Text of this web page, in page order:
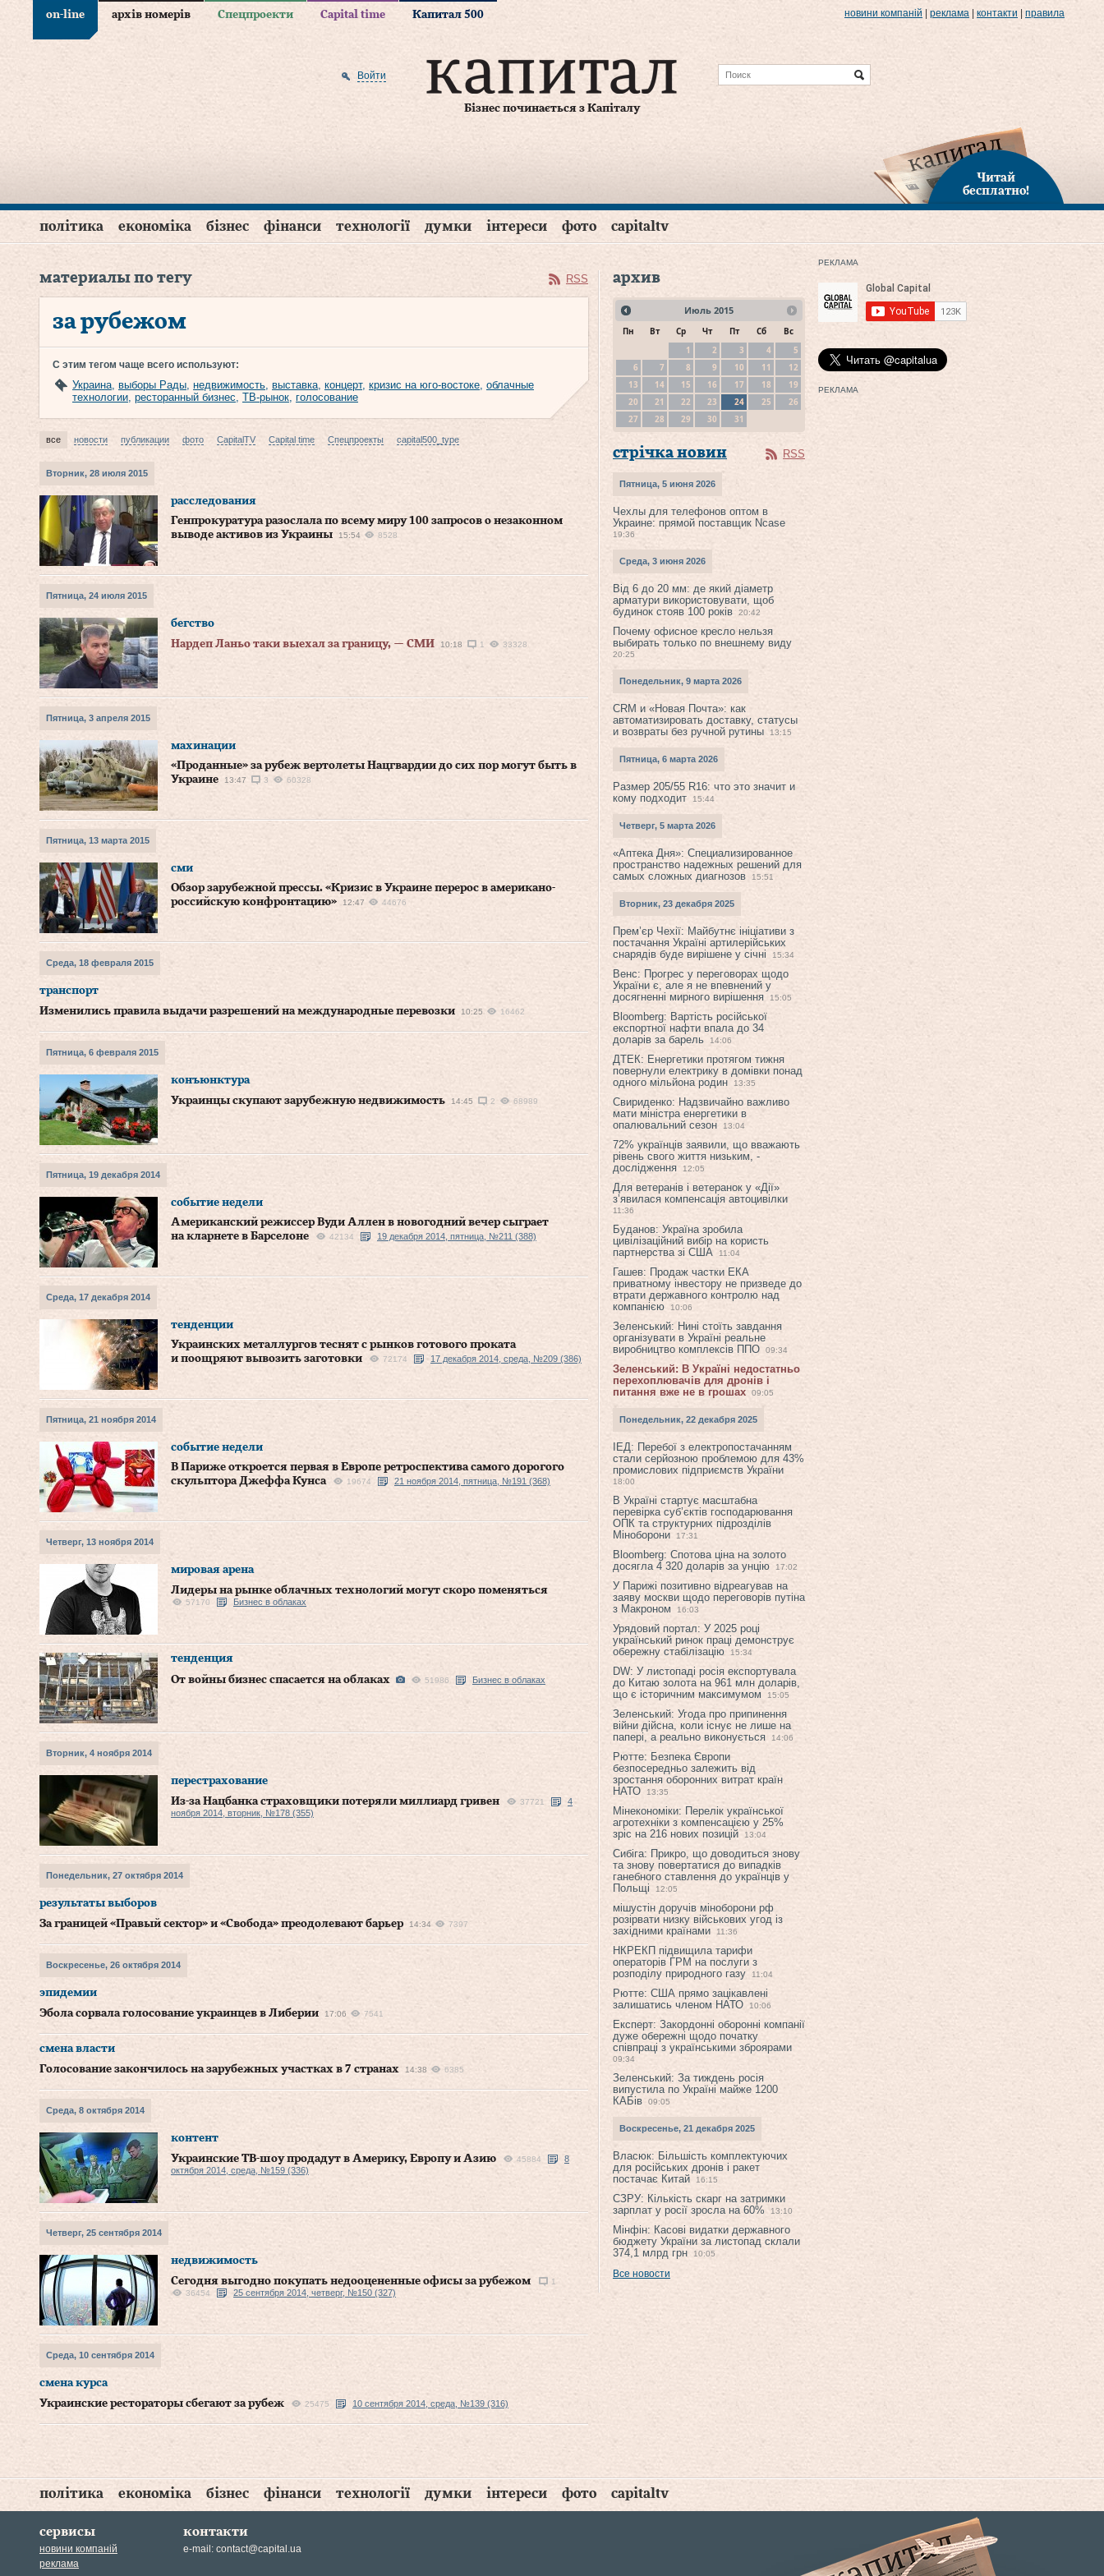
on-line архів номерів Спецпроекти Capital time Капитал 500 новини компаній реклама контакти правила
Бізнес починається з Капіталу
Войти
Читай
бесплатно!
політика економіка бізнес фінанси технології думки інтереси фото capitaltv
материалы по тегу RSS
за рубежом
С этим тегом чаще всего используют:
Украина, выборы Рады, недвижимость, выставка, концерт, кризис на юго-востоке, облачные
технологии, ресторанный бизнес, ТВ-рынок, голосование
все новости публикации фото CapitalTV Capital time Спецпроекты capital500_type
Вторник, 28 июля 2015
расследования
Генпрокуратура разослала по всему миру 100 запросов о незаконном
выводе активов из Украины
15:54 8528
Пятница, 24 июля 2015
бегство
Нардеп Ланьо таки выехал за границу, — СМИ
10:18 1 33328
Пятница, 3 апреля 2015
махинации
«Проданные» за рубеж вертолеты Нацгвардии до сих пор могут быть в
Украине
13:47 3 60328
Пятница, 13 марта 2015
сми
Обзор зарубежной прессы. «Кризис в Украине перерос в американо-
российскую конфронтацию»
12:47 44676
Среда, 18 февраля 2015
транспорт
Изменились правила выдачи разрешений на международные перевозки
10:25 16462
Пятница, 6 февраля 2015
конъюнктура
Украинцы скупают зарубежную недвижимость
14:45 2 68989
Пятница, 19 декабря 2014
событие недели
Американский режиссер Вуди Аллен в новогодний вечер сыграет
на кларнете в Барселоне
42134 19 декабря 2014, пятница, №211 (388)
Среда, 17 декабря 2014
тенденции
Украинских металлургов теснят с рынков готового проката
и поощряют вывозить заготовки
72174 17 декабря 2014, среда, №209 (386)
Пятница, 21 ноября 2014
событие недели
В Париже откроется первая в Европе ретроспектива самого дорогого
скульптора Джеффа Кунса
19674 21 ноября 2014, пятница, №191 (368)
Четверг, 13 ноября 2014
мировая арена
Лидеры на рынке облачных технологий могут скоро поменяться
57170 Бизнес в облаках
тенденция
От войны бизнес спасается на облаках
51986 Бизнес в облаках
Вторник, 4 ноября 2014
перестрахование
Из-за Нацбанка страховщики потеряли миллиард гривен
37721
4
ноября 2014, вторник, №178 (355)
Понедельник, 27 октября 2014
результаты выборов
За границей «Правый сектор» и «Свобода» преодолевают барьер
14:34 7397
Воскресенье, 26 октября 2014
эпидемии
Эбола сорвала голосование украинцев в Либерии
17:06 7541
смена власти
Голосование закончилось на зарубежных участках в 7 странах
14:38 6385
Среда, 8 октября 2014
контент
Украинские ТВ-шоу продадут в Америку, Европу и Азию
45884
8
октября 2014, среда, №159 (336)
Четверг, 25 сентября 2014
недвижимость
Сегодня выгодно покупать недооцененные офисы за рубежом
1
36454
25 сентября 2014, четверг, №150 (327)
Среда, 10 сентября 2014
смена курса
Украинские рестораторы сбегают за рубеж
25475 10 сентября 2014, среда, №139 (316)
архив
Июль 2015
Пн Вт Ср Чт Пт Сб
Вс
1
2 3 4
5
6
7 8 9 10 11
12
13
14 15 16 17 18
19
20
21 22 23 24 25
26
27
28 29 30 31
стрічка новин RSS
Пятница, 5 июня 2026
Чехлы для телефонов оптом в
Украине: прямой поставщик Ncase
19:36
Среда, 3 июня 2026
Від 6 до 20 мм: де який діаметр
арматури використовувати, щоб
будинок стояв 100 років
20:42
Почему офисное кресло нельзя
выбирать только по внешнему виду
20:25
Понедельник, 9 марта 2026
CRM и «Новая Почта»: как
автоматизировать доставку, статусы
и возвраты без ручной рутины
13:15
Пятница, 6 марта 2026
Размер 205/55 R16: что это значит и
кому подходит
15:44
Четверг, 5 марта 2026
«Аптека Дня»: Специализированное
пространство надежных решений для
самых сложных диагнозов
15:51
Вторник, 23 декабря 2025
Прем’єр Чехії: Майбутнє ініціативи з
постачання Україні артилерійських
снарядів буде вирішене у січні
15:34
Венс: Прогрес у переговорах щодо
України є, але я не впевнений у
досягненні мирного вирішення
15:05
Bloomberg: Вартість російської
експортної нафти впала до 34
доларів за барель
14:06
ДТЕК: Енергетики протягом тижня
повернули електрику в домівки понад
одного мільйона родин
13:35
Свириденко: Надзвичайно важливо
мати міністра енергетики в
опалювальний сезон
13:04
72% українців заявили, що вважають
рівень свого життя низьким, -
дослідження
12:05
Для ветеранів і ветеранок у «Дії»
з’явилася компенсація автоцивілки
11:36
Буданов: Україна зробила
цивілізаційний вибір на користь
партнерства зі США
11:04
Гашев: Продаж частки ЕКА
приватному інвестору не призведе до
втрати державного контролю над
компанією
10:06
Зеленський: Нині стоїть завдання
організувати в Україні реальне
виробництво комплексів ППО
09:34
Зеленський: В Україні недостатньо
перехоплювачів для дронів і
питання вже не в грошах
09:05
Понедельник, 22 декабря 2025
ІЕД: Перебої з електропостачанням
стали серйозною проблемою для 43%
промислових підприємств України
18:00
В Україні стартує масштабна
перевірка суб’єктів господарювання
ОПК та структурних підрозділів
Міноборони
17:31
Bloomberg: Спотова ціна на золото
досягла 4 320 доларів за унцію
17:02
У Парижі позитивно відреагував на
заяву москви щодо переговорів путіна
з Макроном
16:03
Урядовий портал: У 2025 році
український ринок праці демонструє
обережну стабілізацію
15:34
DW: У листопаді росія експортувала
до Китаю золота на 961 млн доларів,
що є історичним максимумом
15:05
Зеленський: Угода про припинення
війни дійсна, коли існує не лише на
папері, а реально виконується
14:06
Рютте: Безпека Європи
безпосередньо залежить від
зростання оборонних витрат країн
НАТО
13:35
Мінекономіки: Перелік української
агротехніки з компенсацією у 25%
зріс на 216 нових позицій
13:04
Сибіга: Прикро, що доводиться знову
та знову повертатися до випадків
ганебного ставлення до українців у
Польщі
12:05
мішустін доручів міноборони рф
розірвати низку військових угод із
західними країнами
11:36
НКРЕКП підвищила тарифи
операторів ГРМ на послуги з
розподілу природного газу
11:04
Рютте: США прямо зацікавлені
залишатись членом НАТО
10:06
Експерт: Закордонні оборонні компанії
дуже обережні щодо початку
співпраці з українськими зброярами
09:34
Зеленський: За тиждень росія
випустила по Україні майже 1200
КАБів
09:05
Воскресенье, 21 декабря 2025
Власюк: Більшість комплектуючих
для російських дронів і ракет
постачає Китай
16:15
СЗРУ: Кількість скарг на затримки
зарплат у росії зросла на 60%
13:10
Мінфін: Касові видатки державного
бюджету України за листопад склали
374,1 млрд грн
10:05
Все новости
РЕКЛАМА
РЕКЛАМА
політика економіка бізнес фінанси технології думки інтереси фото capitaltv
сервисы
новини компаній
реклама
контакти
e-mail: contact@capital.ua